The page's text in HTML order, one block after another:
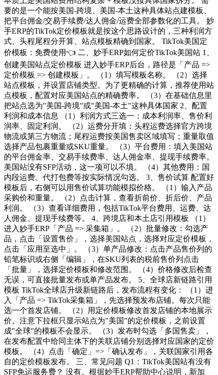
要的是一个能按美国-跨境、美国-本土这种具体站点建模板、
把平台佣金/交易手续费/达人佣金/运费全部参数化的工具。 妙
手ERP的TikTok定价模板就是按这个思路设计的，三种利润方
式、头程尾程分开算、站点模板精确到国家。 TikTok美国定
价模板：免费使用👈 二、妙手ERP如何定价TikTok美国站 1、
创建美国站点定价模板 进入妙手ERP后台，路径是「产品 =>
定价模板 => 创建模板」。 （1）填写模板名称。 （2）选择
站点模板，并设置店铺类型。为了更精确的计算，推荐使用站
点模板，配置对应美国站点的精确费率。 （3）在基础信息里
把站点选为"美国-跨境"或"美国-本土"这种具体国家 2、配置
利润和成本信息 （1）利润方式三选一：成本利润率、售价利
润率、固定利润。 （2）运费分开填：头程运费选择官方跨境
物流或第三方物流；尾程运费按美国售卖区域填写；重量取值
选择产品包裹重量或SKU重量。 （3）平台费用：填入美国站
的平台佣金率、交易手续费率、达人佣金率、提现手续费率。
美国站没有SFP活动，这一项可以不填。 （4）其他费用：国
内段运费、代打包费等按实际情况勾选。 3、售价试算 配置好
模板后，右侧可以用售价试算功能模拟价格。 （1）输入产品
采购价和重量。 （2）点击计算，查看折前价、折后价、产品
利润。 （3）查看详细费用，包括TikTok平台费用、运费、达
人佣金、提现手续费等。 4、跨境店和本土店引用模板 （1）
进入妙手ERP「产品 => 采集箱」。 （2）批量修改：勾选产
品，点击「设置售价」，选择美国站点，选择对应定价模板，
点击「应用至选中」。 （3）单产品修改：点击产品售价列的
铅笔标识或右侧「编辑」，在SKU列表的税前售价列点击
「批量」，选择定价模板和修改范围。 （4）价格修改后检查
无误，可直接批量发布或单产品发布。 5、全球店新链路引用
模板 TikTok全球店升级新链路后，发布流程有变化： （1）进
入「产品 => TikTok采集箱」，先选择预发布店铺。每次只能
选一个首发店铺。 （2）用定价模板修改首发店铺的本地展示
价。注意下拉框只显示站点为"美国"的定价模板，之前设置
成"全球"的模板不会显示。 （3）发布时勾选「多国售卖」，
在发布配置中给同主体下的关联店铺分别选择对应国家的定价
模板。 （4）点击「确定」=>「确认发布」，关联国家引用各
自的定价模板发布。 三、常见问题 Q1：TikTok美国站有没有
SFP免运服务费？ 没有。根据妙手ERP帮助中心说明，新加